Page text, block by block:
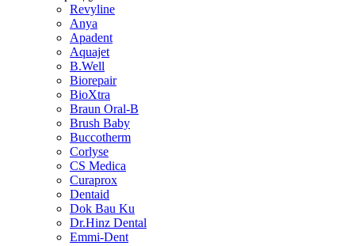
Revyline
Anya
Apadent
Aquajet
B.Well
Biorepair
BioXtra
Braun Oral-B
Brush Baby
Buccotherm
Corlyse
CS Medica
Curaprox
Dentaid
Dok Bau Ku
Dr.Hinz Dental
Emmi-Dent